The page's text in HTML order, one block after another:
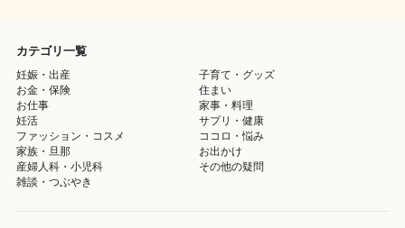
カテゴリ一覧
妊娠・出産
子育て・グッズ
お金・保険
住まい
お仕事
家事・料理
妊活
サプリ・健康
ファッション・コスメ
ココロ・悩み
家族・旦那
お出かけ
産婦人科・小児科
その他の疑問
雑談・つぶやき